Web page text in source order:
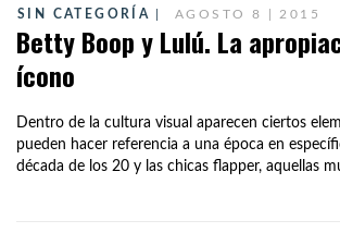
SIN CATEGORÍA AGOSTO 8 | 2015
Betty Boop y Lulú. La
ícono
Dentro de la cultura visual aparecen ciertos
pueden hacer referencia a una época en
década de los 20 y las chicas flapper, aquellas